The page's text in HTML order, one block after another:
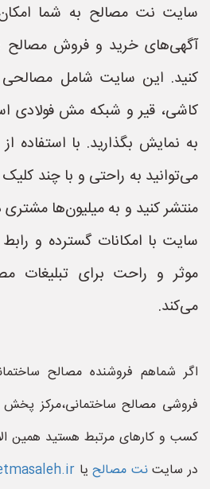
سایت نت مصالح به شما
آگهی‌های خرید و فروش مصالح
کنید. این سایت شامل مصالحی
کاشی، قیر و شبکه مش فولادی
می‌توانید به راحتی و با چند
منتشر کنید و به میلیون‌ها
سایت با امکانات گسترده و
موثر و راحت برای تبلیغات
می‌کند.
اگر شماهم فروشنده مصالح
فروشی مصالح ساختمانی،مرکز
کسب و کارهای مرتبط هستید همین
در سایتنت مصالحیا